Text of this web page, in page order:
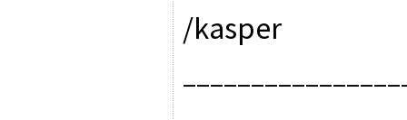
/kasper